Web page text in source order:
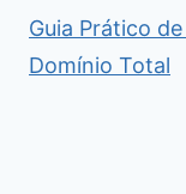
Guia Prático
Domínio Total